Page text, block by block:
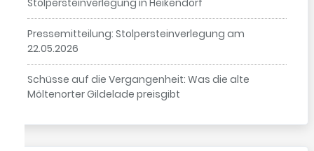
Pressemitteilung: Stolpersteinverlegung am
22.05.2026
Schüsse auf die Vergangenheit: Was die alte
Möltenorter Gildelade preisgibt